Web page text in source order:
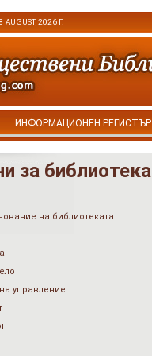
AUGUST, 2026 Г.
ИНФОРМАЦИОНЕН РЕГИСТЪР
за библиотека
на библиотеката
управление